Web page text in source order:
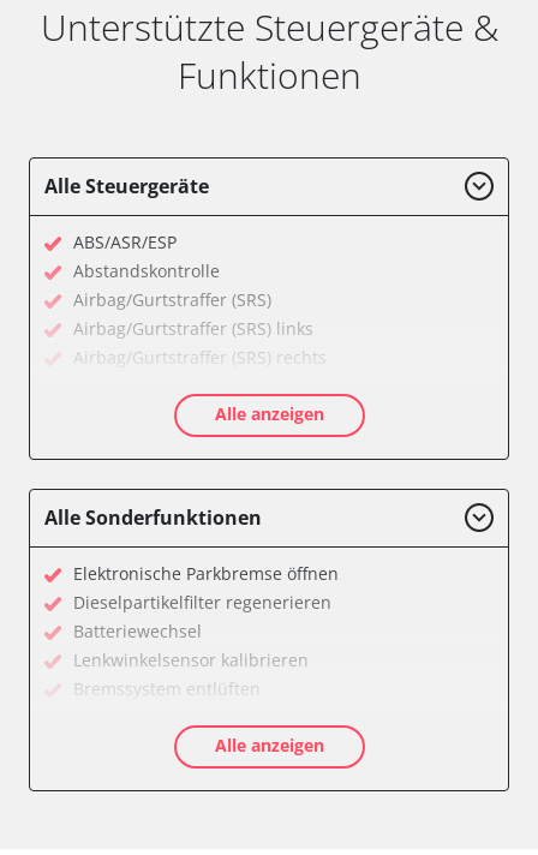
Unterstützte Steuergeräte &
Funktionen
Alle Steuergeräte
ABS/ASR/ESP
Abstandskontrolle
Airbag/Gurtstraffer (SRS)
Airbag/Gurtstraffer (SRS) links
Airbag/Gurtstraffer (SRS) rechts
Allradelektronik
Anhängersteuergerät
Diagnoseschnittstelle (EOBD/OBDII)
Einparkhilfe
Einparkhilfe Lenkhilfe
Einstiegshilfe Beifahrer
Einstiegshilfe Fahrer
Fahrererkennung
Fahrtrichtungskamera
Fernlichtassistent
Alle anzeigen
Alle Sonderfunktionen
Elektronische Parkbremse öffnen
Dieselpartikelfilter regenerieren
Batteriewechsel
Lenkwinkelsensor kalibrieren
Bremssystem entlüften
AGR Ventil anlernen
Luftmassenmesser anlernen
Alle anzeigen